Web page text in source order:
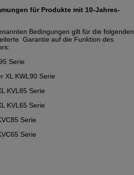
für Produkte mit 10-Jahres-
Bedingungen gilt für die folgenden
Garantie auf die Funktion des
Serie
XL KWL90 Serie
KVL85 Serie
KVL65 Serie
Serie
Serie